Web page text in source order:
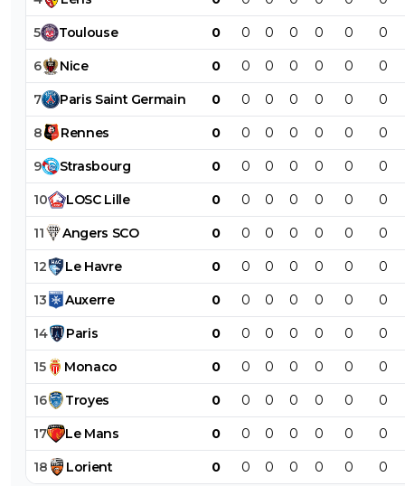
5 Toulouse 0 0 0 0 0 0 0
6 Nice 0 0 0 0 0 0 0
7 Paris Saint Germain 0 0 0 0 0 0 0
8 Rennes 0 0 0 0 0 0 0
9 Strasbourg 0 0 0 0 0 0 0
10 LOSC Lille 0 0 0 0 0 0 0
11 Angers SCO 0 0 0 0 0 0 0
12 Le Havre 0 0 0 0 0 0 0
13 Auxerre 0 0 0 0 0 0 0
14 Paris 0 0 0 0 0 0 0
15 Monaco 0 0 0 0 0 0 0
16 Troyes 0 0 0 0 0 0 0
17 Le Mans 0 0 0 0 0 0 0
18 Lorient 0 0 0 0 0 0 0